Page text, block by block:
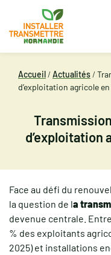
Accueil/ Actualités/
d’exploitation agricole
d’exploitation
Face au défi du
la question de la
devenue centrale.
% des exploitants
2025) et installations